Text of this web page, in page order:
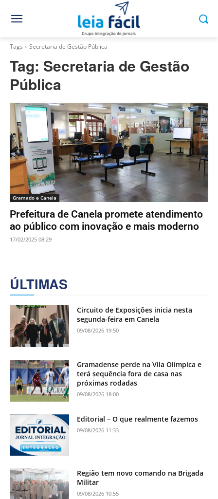
Tags Secretaria de Gestão Pública
Tag: Secretaria de Gestão
Pública
Gramado e Canela
Prefeitura de Canela promete atendimento
ao público com inovação e mais moderno
17/02/2025 08:29
ÚLTIMAS
Circuito de Exposições inicia nesta
segunda-feira em Canela
09/08/2026 19:50
Gramadense perde na Vila Olímpica e
terá sequência fora de casa nas
próximas rodadas
09/08/2026 18:00
Editorial – O que realmente fazemos
09/08/2026 11:33
Região tem novo comando na Brigada
Militar
09/08/2026 10:55